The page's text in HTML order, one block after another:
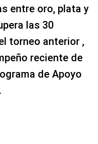
entre oro, plata y
las 30
torneo anterior ,
reciente de
de Apoyo